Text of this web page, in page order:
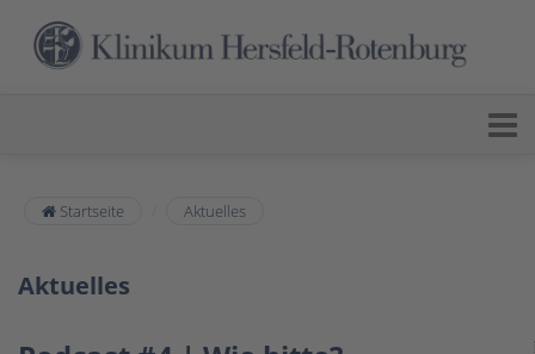
Startseite Aktuelles
Aktuelles